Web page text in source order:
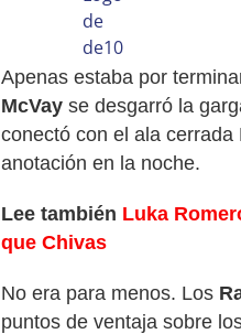
Apenas estaba por
McVay se desgarró la
conectó con el ala
anotación en la noche.
Lee también Luka
que Chivas
No era para menos. Los
puntos de ventaja sobre